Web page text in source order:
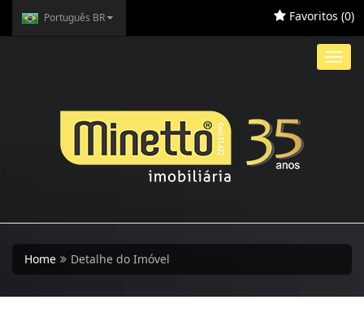
Português BR Favoritos (0)
Home Detalhe do Imóvel